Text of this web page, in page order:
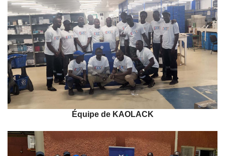
SE CONNECTER
Équipe de KAOLACK